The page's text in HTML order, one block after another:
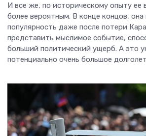
И все же, по историческому опыту ее
более вероятным. В конце концов, она
популярность даже после потери
представить мыслимое событие,
больший политический ущерб. А это
потенциально очень большое